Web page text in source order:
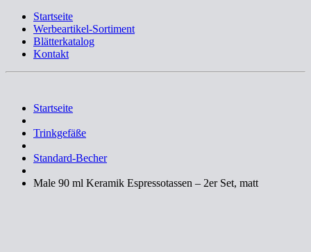
Startseite
Werbeartikel-Sortiment
Blätterkatalog
Kontakt
Startseite
Trinkgefäße
Standard-Becher
Male 90 ml Keramik Espressotassen – 2er Set, matt